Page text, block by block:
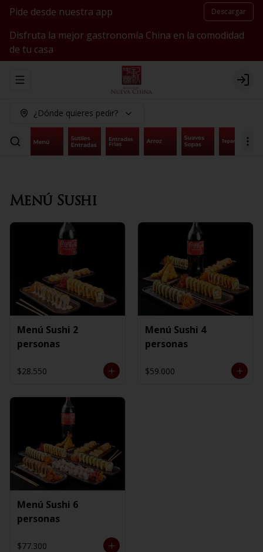
Pide desde nuestra app Descargar
Disfruta la mejor gastronomía China en la comodidad
de tu casa
Abrir menu de navegación Login
¿Dónde quieres pedir?
Menú Sushi
Menú Sushi 2
personas
$28.550
Menú Sushi 4
personas
$59.000
Menú Sushi 6
personas
$77.300